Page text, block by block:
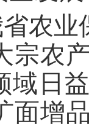
省农
宗农
域日
面增